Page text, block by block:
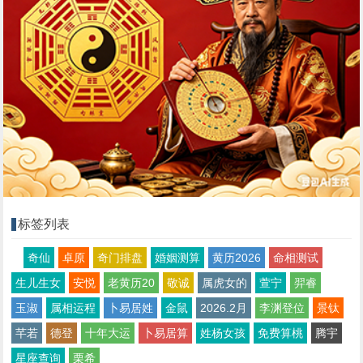
标签列表
奇仙 卓原 奇门排盘 婚姻测算 黄历2026
命相测试
生儿生女
安悦 老黄历20 敬诚 属虎女的 萱宁
羿睿
玉淑
属相运程 卜易居姓 金鼠 2026.2月 李渊登位
景钛
芊若
德登 十年大运 卜易居算 姓杨女孩 免费算桃
腾宇
星座查询
栗希